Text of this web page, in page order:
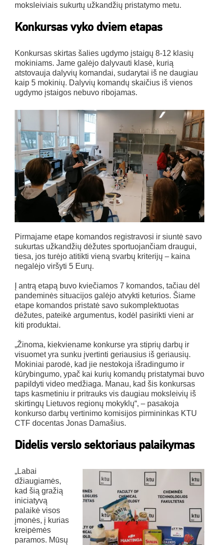
moksleiviais sukurtų užkandžių pristatymo metu.
Konkursas vyko dviem etapas
Konkursas skirtas šalies ugdymo įstaigų 8-12 klasių
mokiniams. Jame galėjo dalyvauti klasė, kurią
atstovauja dalyvių komandai, sudarytai iš ne daugiau
kaip 5 mokinių. Dalyvių komandų skaičius iš vienos
ugdymo įstaigos nebuvo ribojamas.
Pirmajame etape komandos registravosi ir siuntė savo
sukurtas užkandžių dėžutes sportuojančiam draugui,
tiesa, jos turėjo atitikti vieną svarbų kriterijų – kaina
negalėjo viršyti 5 Eurų.
Į antrą etapą buvo kviečiamos 7 komandos, tačiau dėl
pandeminės situacijos galėjo atvykti keturios. Šiame
etape komandos pristatė savo sukomplektuotas
dėžutes, pateikė argumentus, kodėl pasirikti vieni ar
kiti produktai.
„Žinoma, kiekviename konkurse yra stiprių darbų ir
visuomet yra sunku įvertinti geriausius iš geriausių.
Mokiniai parodė, kad jie nestokoja išradingumo ir
kūrybingumo, ypač kai kurių komandų pristatymai buvo
papildyti video medžiaga. Manau, kad šis konkursas
taps kasmetiniu ir pritrauks vis daugiau moksleivių iš
skirtingų Lietuvos regionų mokyklų“, – pasakoja
konkurso darbų vertinimo komisijos pirmininkas KTU
CTF docentas Jonas Damašius.
Didelis verslo sektoriaus palaikymas
„Labai
džiaugiamės,
kad šią gražią
iniciatyvą
palaikė visos
įmonės, į kurias
kreipėmės
paramos. Mūsų